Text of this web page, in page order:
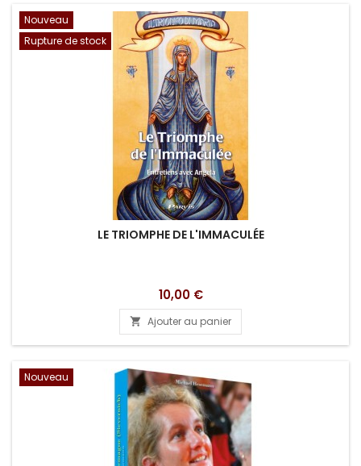
Nouveau
Rupture de stock
LE TRIOMPHE DE L'IMMACULÉE
Prix
10,00 €
 Ajouter au panier
Nouveau